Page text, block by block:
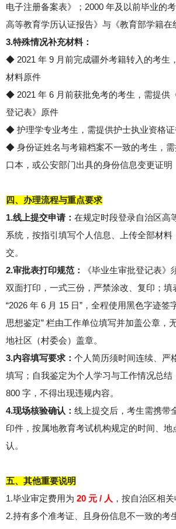
电子注册备案表》；2000 年及以前毕业的
高等教育学历认证报告》与《教育部学籍在
3.特殊情况补充材料：
◆ 2021 年 9 月前完成疆外考籍转入的考生
材料原件
◆ 2021 年 6 月前获批免考的考生，需提供
登记表》原件
◆ 护理学专业考生，需提供护士执业资格
◆ 身份证姓名与考籍档案不一致的考生，
口本，或公安部门出具的身份信息变更证明
四、办理流程与重点要求
1.线上提交申请： 在规定时段登录自治区高
系统，按指引填写个人信息、上传全部材料
交。
2.审批表打印规范：
《毕业生审批登记表》
双面打印，一式三份，严禁涂改、复印；填
“2026 年 6 月 15 日”，全程使用黑色字迹签
思想鉴定” 栏由工作单位填写并加盖公章，
地社区（村委会）盖章。
3.内容填写要求： 个人简历须时间连续、严
填写；自我鉴定为个人学习与工作情况总结
800 字，不得出现违规内容。
4.现场核验确认： 线上提交后，考生需携带
印件，按属地教育考试机构规定的时间、地
认。
五、其他重要说明
1.毕业审定费用为 20 元 / 人 ，按自治区相
2.持有多个准考证、且身份信息不一致的考